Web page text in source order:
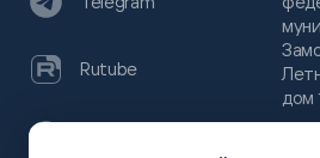
дом
Rutube